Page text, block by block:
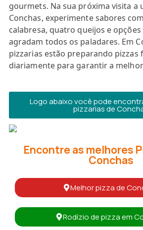
gourmets. Na sua próxima visita a
Conchas, experimente sabores
calabresa, quatro queijos e
agradam todos os paladares. Em
pizzarias estão preparando pizzas
diariamente para garantir a
Logo abaixo você pode
pizzarias de
Encontre as melhores
Conchas
Melhor pizza de
Rodízio de pizza em